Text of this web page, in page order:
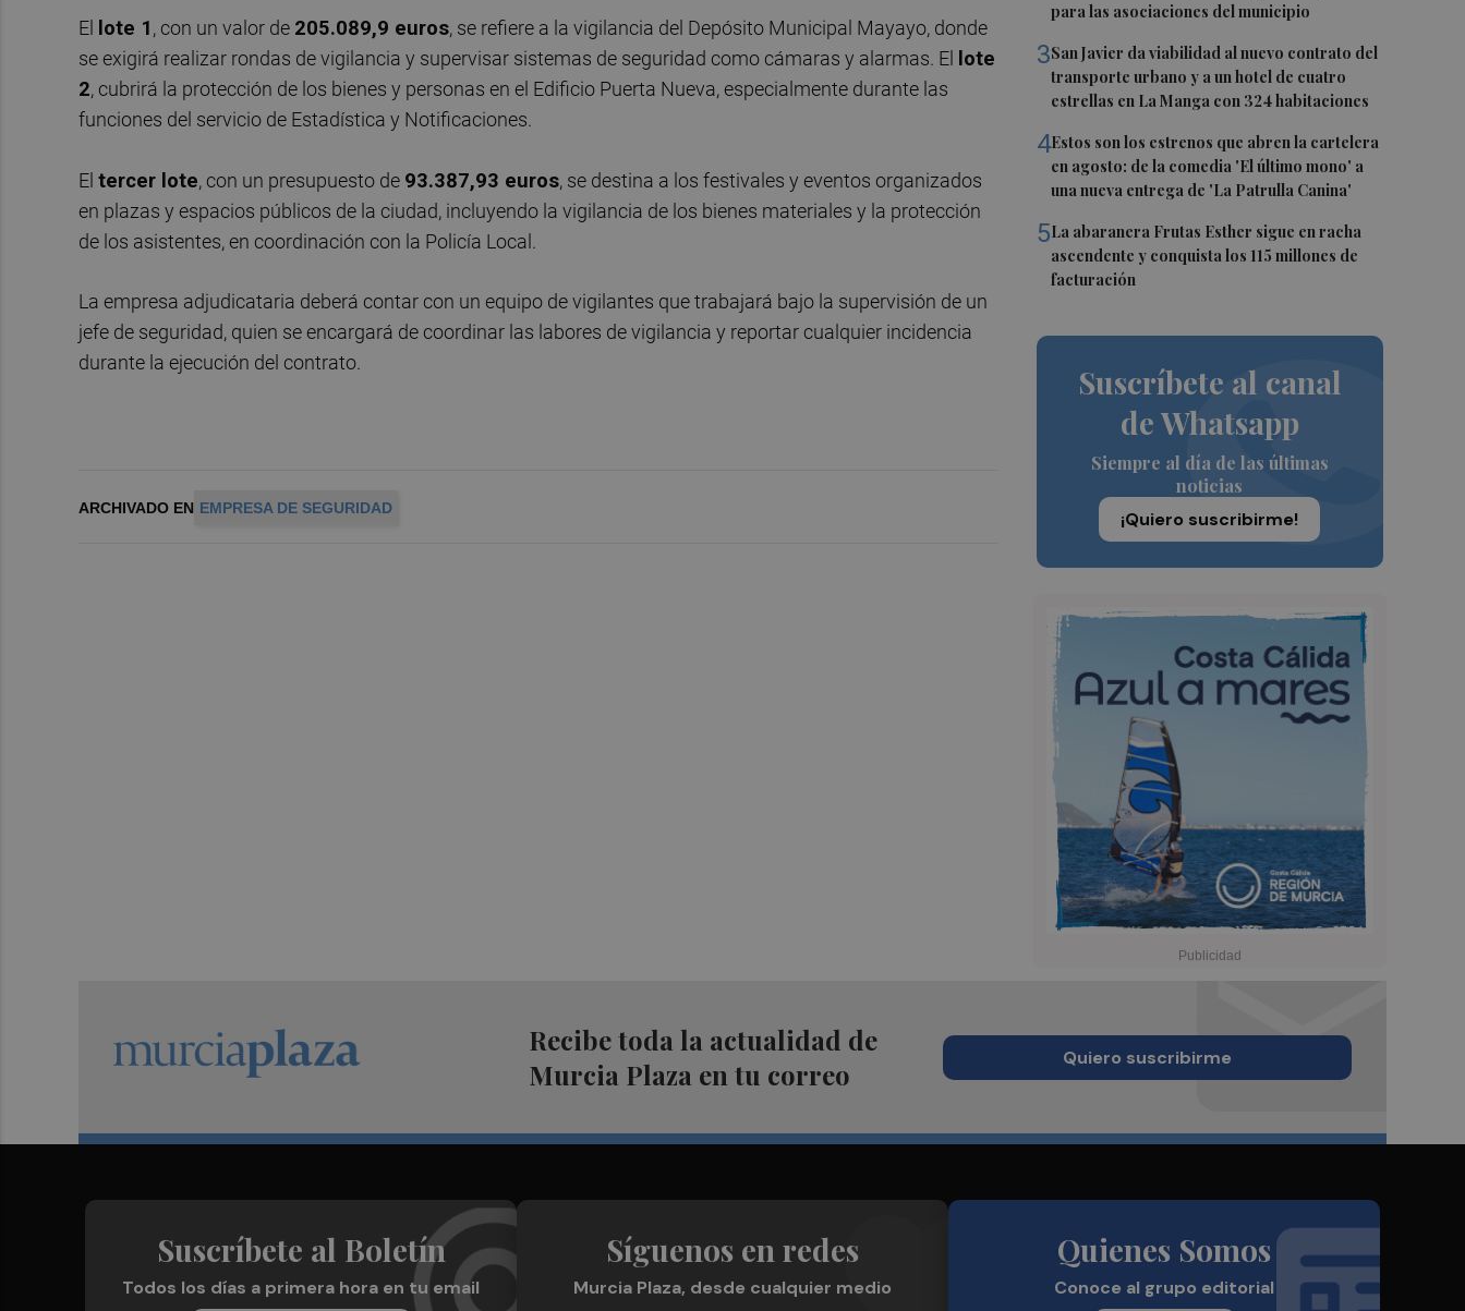
para las asociaciones del municipio
3San Javier da viabilidad al nuevo contrato del
transporte urbano y a un hotel de cuatro
estrellas en La Manga con 324 habitaciones
4Estos son los estrenos que abren la cartelera
en agosto: de la comedia 'El último mono' a
una nueva entrega de 'La Patrulla Canina'
5La abaranera Frutas Esther sigue en racha
ascendente y conquista los 115 millones de
facturación
Suscríbete al canal
de Whatsapp
Siempre al día de las últimas
noticias
¡Quiero suscribirme!
El lote 1, con un valor de 205.089,9 euros, se refiere a la vigilancia del Depósito Municipal Mayayo, donde
se exigirá realizar rondas de vigilancia y supervisar sistemas de seguridad como cámaras y alarmas. El
lote
2, cubrirá la protección de los bienes y personas en el Edificio Puerta Nueva, especialmente durante las
funciones del servicio de Estadística y Notificaciones.
El tercer lote, con un presupuesto de 93.387,93 euros, se destina a los festivales y eventos organizados
en plazas y espacios públicos de la ciudad, incluyendo la vigilancia de los bienes materiales y la protección
de los asistentes, en coordinación con la Policía Local.
La empresa adjudicataria deberá contar con un equipo de vigilantes que trabajará bajo la supervisión de un
jefe de seguridad, quien se encargará de coordinar las labores de vigilancia y reportar cualquier incidencia
durante la ejecución del contrato.
ARCHIVADO EN EMPRESA DE SEGURIDAD
Recibe toda la actualidad de
Murcia Plaza en tu correo
Quiero suscribirme
Suscríbete al Boletín
Todos los días a primera hora en tu email
Síguenos en redes
Murcia Plaza, desde cualquier medio
Quienes Somos
Conoce al grupo editorial